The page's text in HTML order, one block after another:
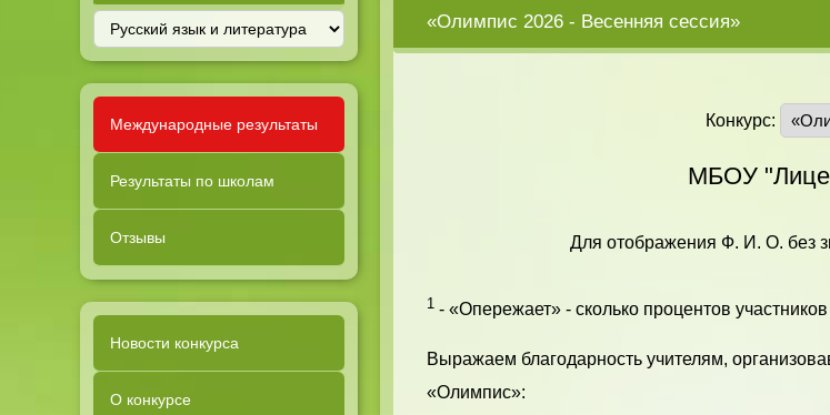
Международные результаты
Результаты по школам
Отзывы
Новости конкурса
О конкурсе
«Олимпис 2026 - Весенняя сессия»
Конкурс:
МБОУ
Для отображения Ф. И. О. без
1 - «Опережает» - сколько процентов
Выражаем благодарность учителям,
«Олимпис»: